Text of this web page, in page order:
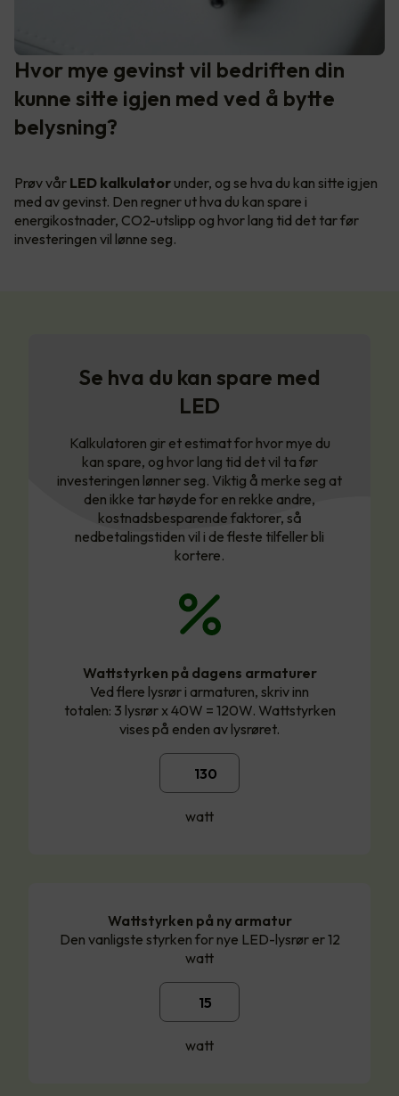
Hvor mye gevinst vil bedriften din
kunne sitte igjen med ved å bytte
belysning?
Prøv vår LED kalkulator under, og se hva du kan sitte igjen
med av gevinst. Den regner ut hva du kan spare i
energikostnader, CO2-utslipp og hvor lang tid det tar før
investeringen vil lønne seg.
Se hva du kan spare med
LED
Kalkulatoren gir et estimat for hvor mye du
kan spare, og hvor lang tid det vil ta før
investeringen lønner seg. Viktig å merke seg at
den ikke tar høyde for en rekke andre,
kostnadsbesparende faktorer, så
nedbetalingstiden vil i de fleste tilfeller bli
kortere.
Wattstyrken på dagens armaturer
Ved flere lysrør i armaturen, skriv inn
totalen: 3 lysrør x 40W = 120W. Wattstyrken
vises på enden av lysrøret.
watt
Wattstyrken på ny armatur
Den vanligste styrken for nye LED-lysrør er 12
watt
watt